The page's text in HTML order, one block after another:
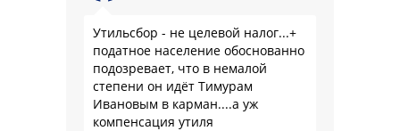
Утильсбор - не целевой налог...+
податное население обоснованно
подозревает, что в немалой
степени он идёт Тимурам
Ивановым в карман....а уж
компенсация утиля